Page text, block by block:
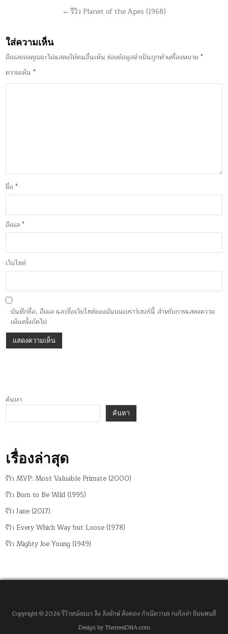
← รีวิว Planet of the Apes (1968)
ใส่ความเห็น
อีเมลของคุณจะไม่แสดงให้คนอื่นเห็น ช่องข้อมูลจำเป็นถูกทำเครื่องหมาย*
ความเห็น*
ชื่อ*
อีเมล*
เว็บไซต์
บันทึกชื่อ, อีเมล และชื่อเว็บไซต์ของฉันบนเบราว์เซอร์นี้ สำหรับการแสดงความ
เห็นครั้งถัดไป
ค้นหา
ค้นหา
เรื่องล่าสุด
รีวิว MVP: Most Valuable Primate (2000)
รีวิว Born to Be Wild (1995)
รีวิว Jane (2017)
รีวิว Every Which Way but Loose (1978)
รีวิว Mighty Joe Young (1949)
Copyright © 2026 รีวิวหนังแนว ลิง ลิงยักษ์ คิงคอง กำเนิดวานร กอริลล่า ชิมแพนซี
Design by ThemesDNA.com